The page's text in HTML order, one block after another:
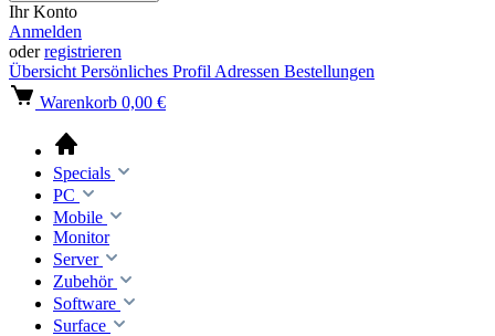
Ihr Konto
Anmelden
oderregistrieren
Übersicht Persönliches Profil Adressen Bestellungen
Warenkorb 0,00 €
Specials
PC
Mobile
Monitor
Server
Zubehör
Software
Surface